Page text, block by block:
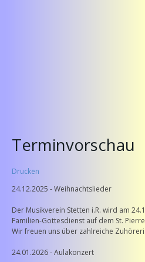
Terminvorschau
Drucken
24.12.2025 - Weihnachtslieder
Der Musikverein Stetten i.R. wird am
Familien-Gottesdienst auf dem St.
Wir freuen uns über zahlreiche
24.01.2026 - Aulakonzert